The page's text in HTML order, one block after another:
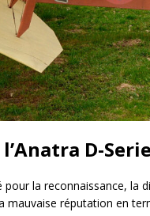
D-
pour la reconnaissance, la
mauvaise réputation en